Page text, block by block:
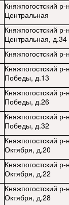
Княжпогостский
Центральная
Княжпогостский
Центральная, д.34
Княжпогостский
Княжпогостский
Победы, д.13
Княжпогостский
Победы, д.26
Княжпогостский
Победы, д.32
Княжпогостский
Октября, д.20
Княжпогостский
Октября, д.22
Княжпогостский
Октября, д.28